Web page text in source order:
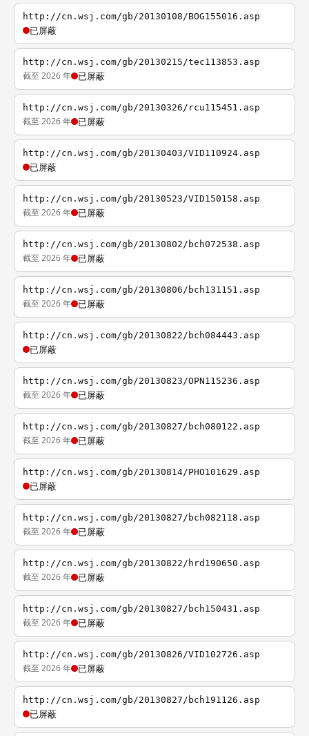
http://cn.wsj.com/gb/20130108/BOG155016.asp
已屏蔽
http://cn.wsj.com/gb/20130215/tec113853.asp
截至 2026 年 已屏蔽
http://cn.wsj.com/gb/20130326/rcu115451.asp
截至 2026 年 已屏蔽
http://cn.wsj.com/gb/20130403/VID110924.asp
已屏蔽
http://cn.wsj.com/gb/20130523/VID150158.asp
截至 2026 年 已屏蔽
http://cn.wsj.com/gb/20130802/bch072538.asp
截至 2026 年 已屏蔽
http://cn.wsj.com/gb/20130806/bch131151.asp
截至 2026 年 已屏蔽
http://cn.wsj.com/gb/20130822/bch084443.asp
已屏蔽
http://cn.wsj.com/gb/20130823/OPN115236.asp
截至 2026 年 已屏蔽
http://cn.wsj.com/gb/20130827/bch080122.asp
截至 2026 年 已屏蔽
http://cn.wsj.com/gb/20130814/PHO101629.asp
已屏蔽
http://cn.wsj.com/gb/20130827/bch082118.asp
截至 2026 年 已屏蔽
http://cn.wsj.com/gb/20130822/hrd190650.asp
截至 2026 年 已屏蔽
http://cn.wsj.com/gb/20130827/bch150431.asp
截至 2026 年 已屏蔽
http://cn.wsj.com/gb/20130826/VID102726.asp
截至 2026 年 已屏蔽
http://cn.wsj.com/gb/20130827/bch191126.asp
已屏蔽